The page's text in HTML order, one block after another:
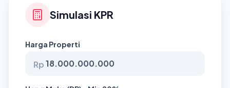
Simulasi KPR
Harga Properti
Rp